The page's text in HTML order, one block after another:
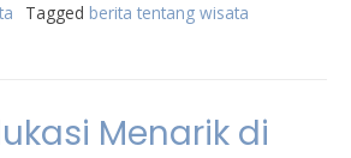
Tagged berita tentang wisata
Menarik di